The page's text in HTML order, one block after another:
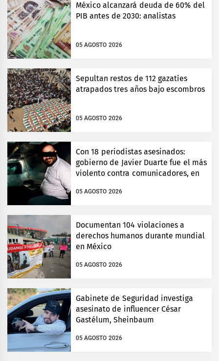
México alcanzará deuda de 60% del
PIB antes de 2030: analistas
05 AGOSTO 2026
Sepultan restos de 112 gazatíes
atrapados tres años bajo escombros
05 AGOSTO 2026
Con 18 periodistas asesinados:
gobierno de Javier Duarte fue el más
violento contra comunicadores, en
05 AGOSTO 2026
Documentan 104 violaciones a
derechos humanos durante mundial
en México
05 AGOSTO 2026
Gabinete de Seguridad investiga
asesinato de influencer César
Gastélum, Sheinbaum
05 AGOSTO 2026